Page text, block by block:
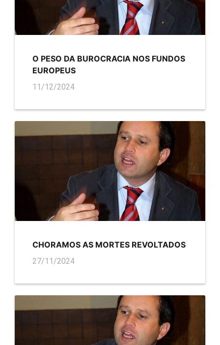
O PESO DA BUROCRACIA NOS FUNDOS
EUROPEUS
11/12/2024
CHORAMOS AS MORTES REVOLTADOS
27/11/2024